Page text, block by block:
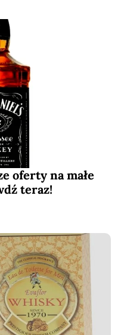
oferty na małe
teraz!